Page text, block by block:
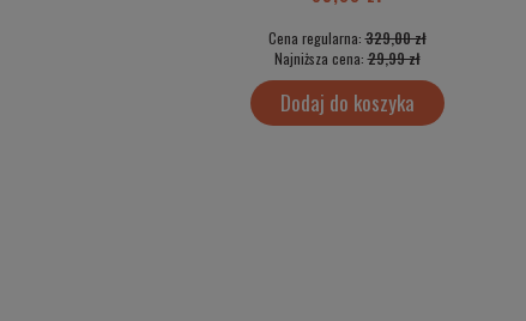
Cena regularna:329,00 zł
Najniższa cena:29,99 zł
Dodaj do koszyka